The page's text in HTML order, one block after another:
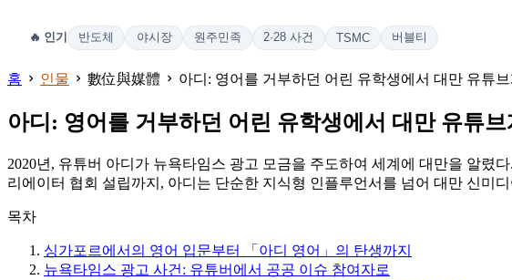
🔥 인기 반도체 야시장 원주민족 2·28 사건 TSMC 버블티
홈 인물 數位與媒體 아디: 영어를 거부하던 어린 유학생에서 대만 유튜
아디: 영어를 거부하던 어린 유학생에서 대만 유튜
2020년, 유튜버 아디가 뉴욕타임스 광고 모금을 주도하여 세계에 대만을 알렸
리에이터 협회 설립까지, 아디는 단순한 지식형 인플루언서를 넘어 대만 신미
목차
싱가포르에서의 영어 입문부터 「아디 영어」의 탄생까지
뉴욕타임스 광고 사건: 유튜버에서 공공 이슈 참여자로